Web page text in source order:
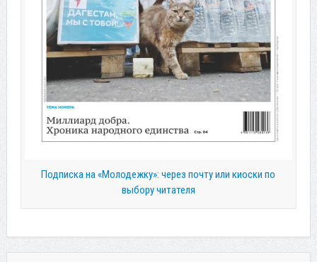
Подписка на «Молодежку»: через почту или киоски по
выбору читателя